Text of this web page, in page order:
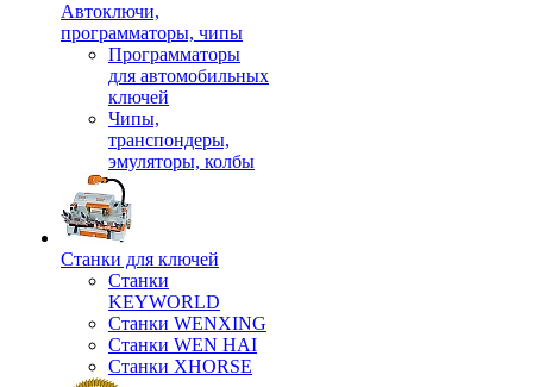
Автоключи,
программаторы, чипы
Программаторы
для автомобильных
ключей
Чипы,
транспондеры,
эмуляторы, колбы
Станки для ключей
Станки
KEYWORLD
Станки WENXING
Станки WEN HAI
Станки XHORSE